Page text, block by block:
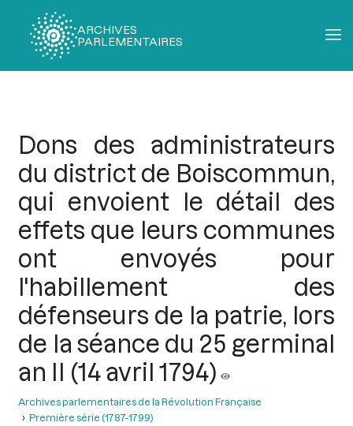
ARCHIVES
PARLEMENTAIRES
Dons des administrateurs
du district de Boiscommun,
qui envoient le détail des
effets que leurs communes
ont envoyés pour
l'habillement des
défenseurs de la patrie, lors
de la séance du 25 germinal
an II (14 avril 1794)
Archives parlementaires de la Révolution Française
Première série (1787-1799)